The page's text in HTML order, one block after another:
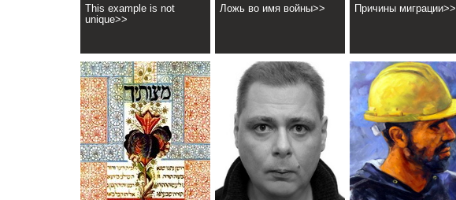
This example is not
unique>>
Ложь во имя войны>> Причины миграции>>